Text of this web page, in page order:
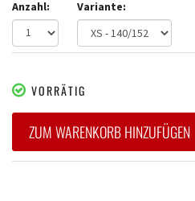
Anzahl: Variante:
VORRÄTIG
ZUM WARENKORB HINZUFÜGEN